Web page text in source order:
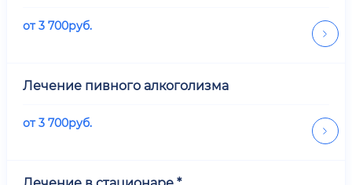
от3 700руб.
Лечение пивного алкоголизма
от3 700руб.